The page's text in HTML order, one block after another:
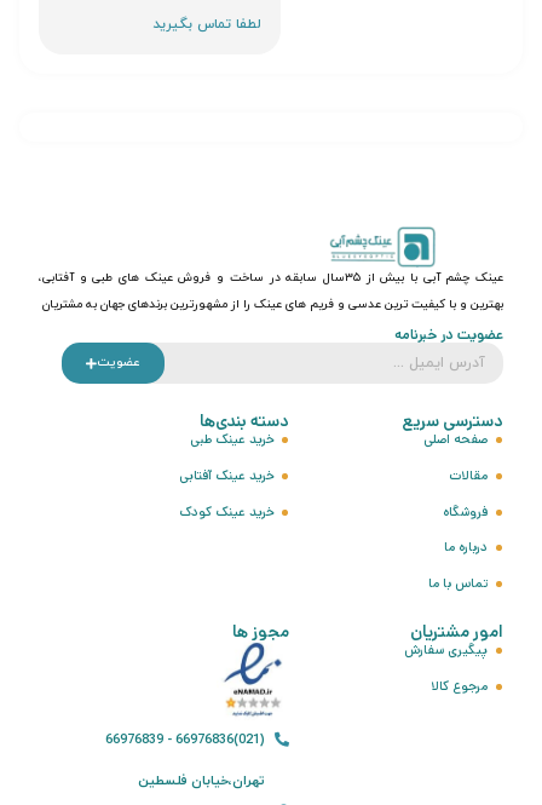
عینک چشم آبی با بیش از ۳۵سال سابقه در ساخت و فروش عینک های طبی و آفتابی،
بهترین و با کیفیت ترین عدسی و فریم های عینک را از مشهورترین برندهای جهان به مشتریان
عضویت در خبرنامه
عضویت
دسترسی سریع
صفحه اصلی
مقالات
فروشگاه
درباره ما
تماس با ما
دسته بندی‌ها
خرید عینک طبی
خرید عینک آفتابی
خرید عینک کودک
امور مشتریان
پیگیری سفارش
مرجوع کالا
مجوز ها
(021)66976836 - 66976839
تهران،خیابان فلسطین